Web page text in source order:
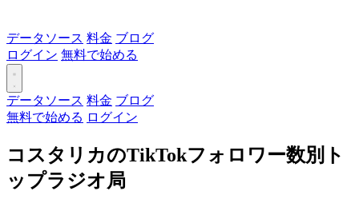
データソース 料金 ブログ
ログイン 無料で始める
データソース 料金 ブログ
無料で始める ログイン
コスタリカのTikTokフォロワー数別ト
ップラジオ局